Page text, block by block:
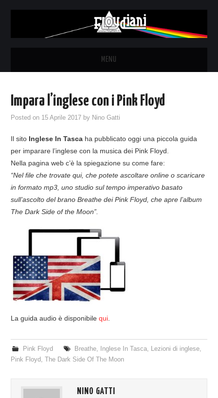
MENU
NEWS
COVER & TRIBUTI
EVENTI
DISCOGRAFIA
RELICS – SFALCI E RAMAGLIE
PINKFLOYDIANE
Impara l’inglese con i Pink Floyd
Posted on 15 Aprile 2017 by Nino Gatti
Il sito Inglese In Tasca ha pubblicato oggi una piccola guida
per imparare l’inglese con la musica dei Pink Floyd.
Nella pagina web c’è la spiegazione su come fare:
“Nel file che trovate qui, che potete ascoltare online o scaricare
in formato mp3, uno studio sul tempo imperativo basato
sull’ascolto del brano Breathe dei Pink Floyd, che apre l’album
The Dark Side of the Moon”.
La guida audio è disponibilequi
Pink Floyd Breathe, Inglese In Tasca, Lezioni di inglese,
Pink Floyd,The Dark Side Of The Moon
NINO GATTI